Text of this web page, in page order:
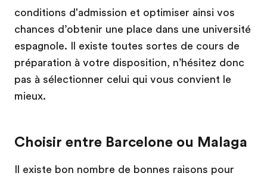
conditions d'admission et optimiser ainsi vos
chances d’obtenir une place dans une université
espagnole. Il existe toutes sortes de cours de
préparation à votre disposition, n’hésitez donc
pas à sélectionner celui qui vous convient le
mieux.
Choisir entre Barcelone ou Malaga
Il existe bon nombre de bonnes raisons pour